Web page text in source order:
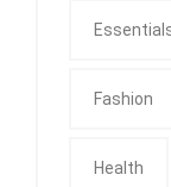
Fashion
Health